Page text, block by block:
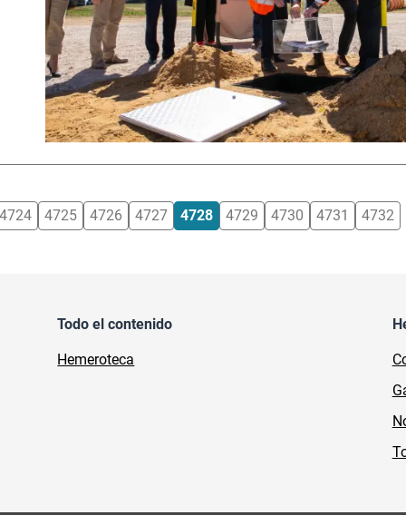
4725 4726 4727 4728 4729 4730 4731 4732
Todo el contenido
Hemeroteca